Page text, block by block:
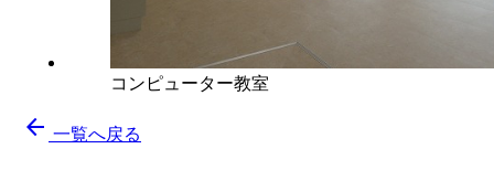
コンピューター教室
arrow_back 一覧へ戻る